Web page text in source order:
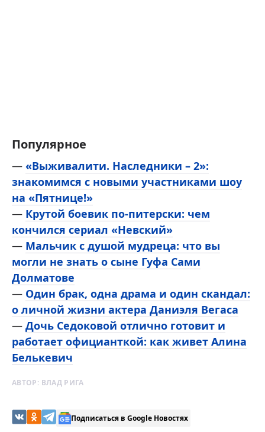
Популярное
— «Выживалити. Наследники – 2»:
знакомимся с новыми участниками шоу
на «Пятнице!»
— Крутой боевик по-питерски: чем
кончился сериал «Невский»
— Мальчик с душой мудреца: что вы
могли не знать о сыне Гуфа Сами
Долматове
— Один брак, одна драма и один скандал:
о личной жизни актера Даниэля Вегаса
— Дочь Седоковой отлично готовит и
работает официанткой: как живет Алина
Белькевич
АВТОР: ВЛАД РИГА
Подписаться в Google Новостях